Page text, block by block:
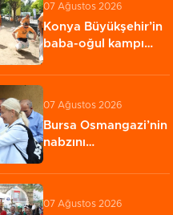
07 Ağustos 2026
Konya Büyükşehir’in
baba-oğul kampı
07 Ağustos 2026
Bursa Osmangazi’nin
nabzını
07 Ağustos 2026